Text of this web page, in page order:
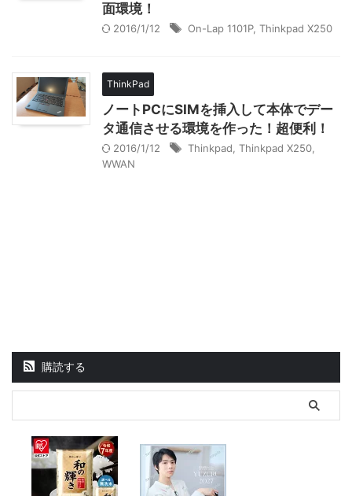
面環境！
2016/1/12 On-Lap 1101P, Thinkpad X250
ThinkPad
ノートPCにSIMを挿入して本体でデー
タ通信させる環境を作った！超便利！
2016/1/12 Thinkpad Thinkpad X250
WWAN
購読する